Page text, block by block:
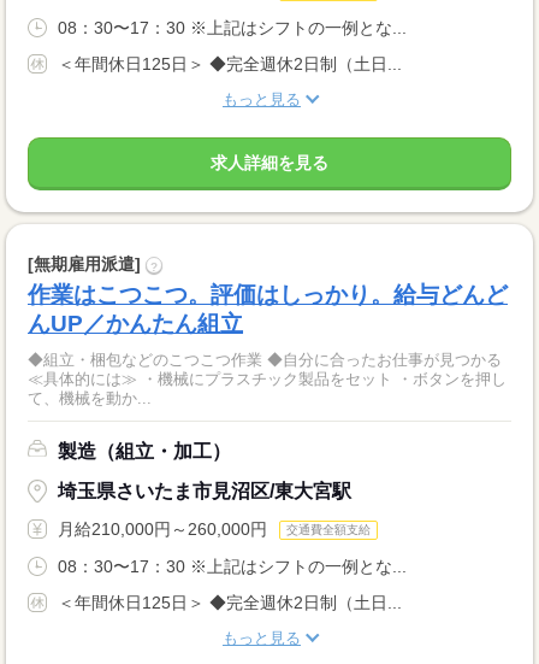
08：30〜17：30 ※上記はシフトの一例とな...
＜年間休日125日＞ ◆完全週休2日制（土日...
もっと見る
求人詳細を見る
[無期雇用派遣] ?
作業はこつこつ。評価はしっかり。給与どんど
んUP／かんたん組立
◆組立・梱包などのこつこつ作業 ◆自分に合ったお仕事が見つかる
≪具体的には≫ ・機械にプラスチック製品をセット ・ボタンを押し
て、機械を動か...
製造（組立・加工）
埼玉県さいたま市見沼区/東大宮駅
月給210,000円～260,000円 交通費全額支給
08：30〜17：30 ※上記はシフトの一例とな...
＜年間休日125日＞ ◆完全週休2日制（土日...
もっと見る